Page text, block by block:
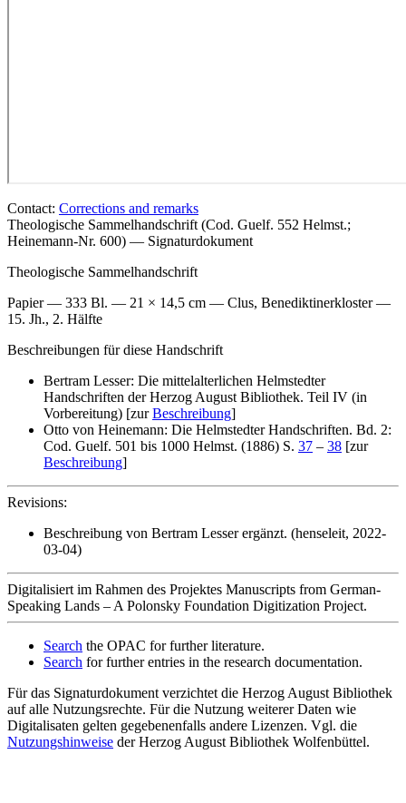
Contact: Corrections and remarks
Theologische Sammelhandschrift (Cod. Guelf. 552 Helmst.;
Heinemann-Nr. 600) — Signaturdokument
Theologische Sammelhandschrift
Papier — 333 Bl. — 21 × 14,5 cm — Clus, Benediktinerkloster —
15. Jh., 2. Hälfte
Beschreibungen für diese Handschrift
Bertram Lesser: Die mittelalterlichen Helmstedter
Handschriften der Herzog August Bibliothek. Teil IV (in
Vorbereitung) [zurBeschreibung]
Otto von Heinemann: Die Helmstedter Handschriften. Bd. 2:
Cod. Guelf. 501 bis 1000 Helmst. (1886) S. 37 – 38 [zur
Beschreibung]
Revisions:
Beschreibung von Bertram Lesser ergänzt. (henseleit, 2022-
03-04)
Digitalisiert im Rahmen des Projektes Manuscripts from German-
Speaking Lands – A Polonsky Foundation Digitization Project.
Search the OPAC for further literature.
Search for further entries in the research documentation.
Für das Signaturdokument verzichtet die Herzog August Bibliothek
auf alle Nutzungsrechte. Für die Nutzung weiterer Daten wie
Digitalisaten gelten gegebenenfalls andere Lizenzen. Vgl. die
Nutzungshinweise der Herzog August Bibliothek Wolfenbüttel.